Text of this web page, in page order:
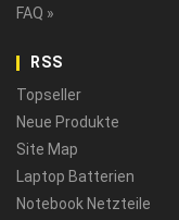
FAQ »
RSS
Topseller
Neue Produkte
Site Map
Laptop Batterien
Notebook Netzteile